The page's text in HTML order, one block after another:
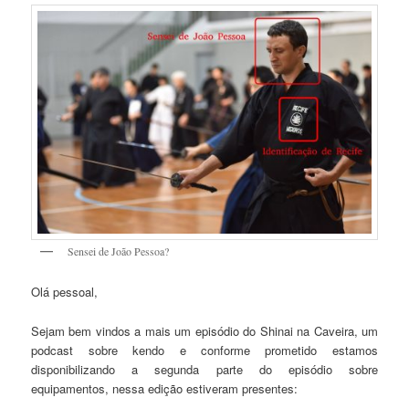
Sensei de João Pessoa?
Olá pessoal,
Sejam bem vindos a mais um episódio do Shinai na Caveira, um
podcast sobre kendo e conforme prometido estamos
disponibilizando a segunda parte do episódio sobre
equipamentos, nessa edição estiveram presentes: